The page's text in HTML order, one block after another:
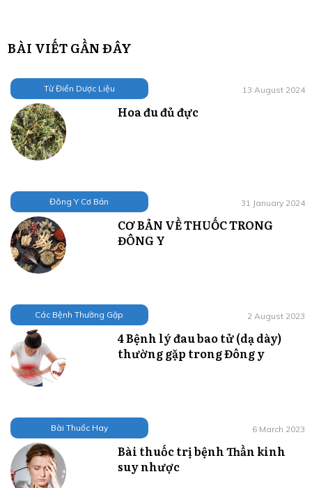
BÀI VIẾT GẦN ĐÂY
Từ Điển Dược Liệu 13 August 2024
Hoa đu đủ đực
Đông Y Cơ Bản 31 January 2024
CƠ BẢN VỀ THUỐC TRONG
ĐÔNG Y
Các Bệnh Thường Gặp 2 August 2023
4 Bệnh lý đau bao tử (dạ dày)
thường gặp trong Đông y
Bài Thuốc Hay 6 March 2023
Bài thuốc trị bệnh Thần kinh
suy nhược